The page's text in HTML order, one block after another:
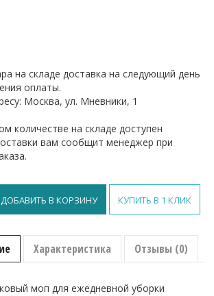
на складе доставка на следующий день
оплаты.
Москва, ул. Мневники, 1
количестве на складе доступен
вам сообщит менеджер при
ДОБАВИТЬ В КОРЗИНУ КУПИТЬ В 1 КЛИК
Характеристика Отзывы (0)
моп для ежедневной уборки